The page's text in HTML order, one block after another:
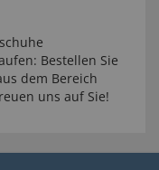
Bestellen Sie
dem Bereich
uns auf Sie!